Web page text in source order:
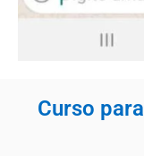
Curso para